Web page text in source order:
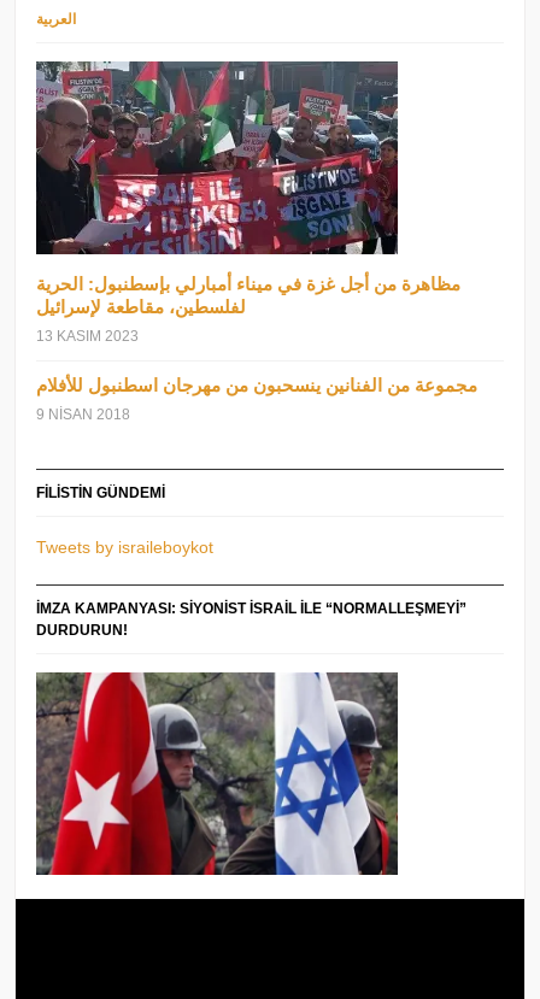
العربية
مظاهرة من أجل غزة في ميناء أمبارلي بإسطنبول: الحرية
لفلسطين، مقاطعة لإسرائيل
13 KASIM 2023
مجموعة من الفنانين ينسحبون من مهرجان اسطنبول للأفلام
9 NISAN 2018
FILISTIN GÜNDEMI
Tweets by israileboykot
İMZA KAMPANYASI: SIYONIST İSRAIL ILE “NORMALLEŞMEYI”
DURDURUN!